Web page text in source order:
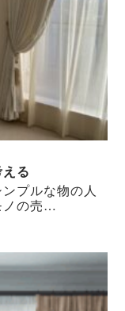
る
プルな物の人
ノの売…